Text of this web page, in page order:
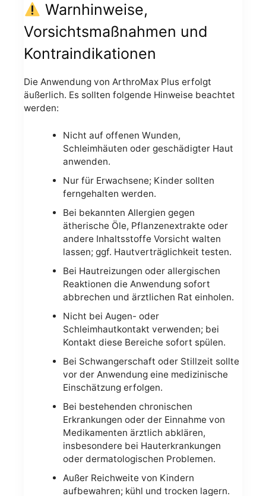
Warnhinweise,
Vorsichtsmaßnahmen und
Kontraindikationen
Die Anwendung von ArthroMax Plus erfolgt
äußerlich. Es sollten folgende Hinweise beachtet
werden:
Nicht auf offenen Wunden,
Schleimhäuten oder geschädigter Haut
anwenden.
Nur für Erwachsene; Kinder sollten
ferngehalten werden.
Bei bekannten Allergien gegen
ätherische Öle, Pflanzenextrakte oder
andere Inhaltsstoffe Vorsicht walten
lassen; ggf. Hautverträglichkeit testen.
Bei Hautreizungen oder allergischen
Reaktionen die Anwendung sofort
abbrechen und ärztlichen Rat einholen.
Nicht bei Augen- oder
Schleimhautkontakt verwenden; bei
Kontakt diese Bereiche sofort spülen.
Bei Schwangerschaft oder Stillzeit sollte
vor der Anwendung eine medizinische
Einschätzung erfolgen.
Bei bestehenden chronischen
Erkrankungen oder der Einnahme von
Medikamenten ärztlich abklären,
insbesondere bei Hauterkrankungen
oder dermatologischen Problemen.
Außer Reichweite von Kindern
aufbewahren; kühl und trocken lagern.